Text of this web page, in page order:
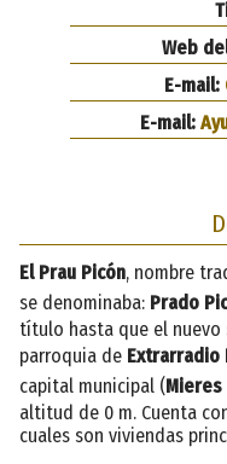
Web
E-mail:
E-mail:
El Prau Picón, nombre
se denominaba: Prado
título hasta que el nuevo
parroquia de Extrarradio
capital municipal (Mieres
altitud de 0 m. Cuenta
cuales son viviendas